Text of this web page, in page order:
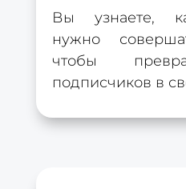
Вы узнаете,
нужно
чтобы
подписчиков в